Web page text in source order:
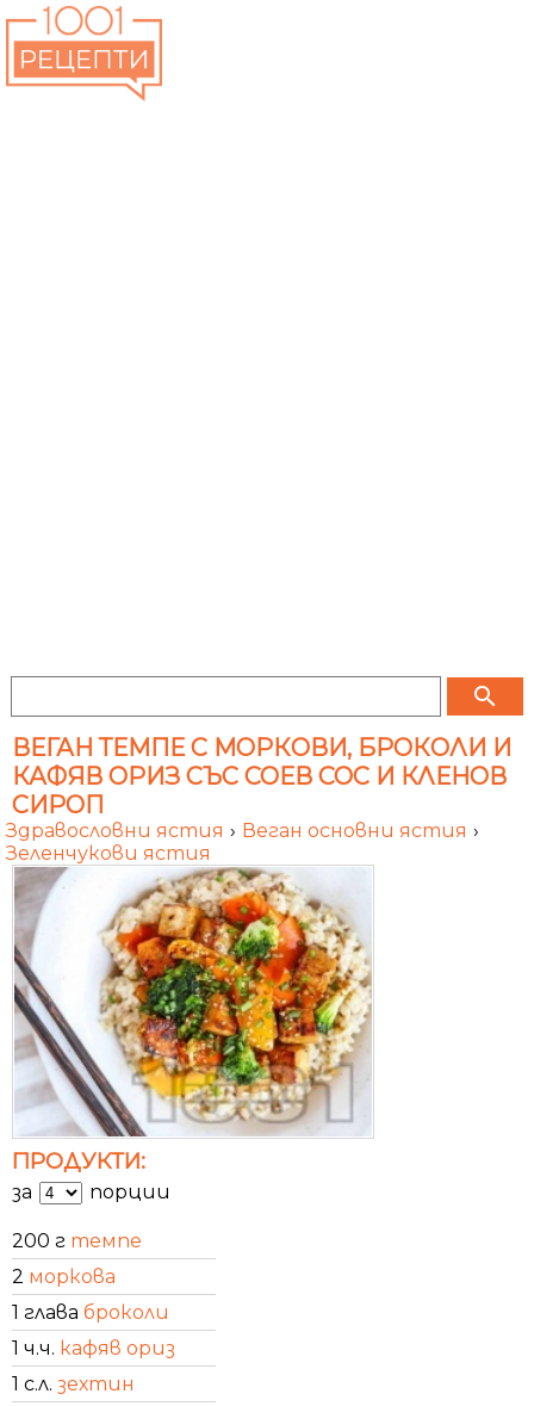
search
ВЕГАН ТЕМПЕ С МОРКОВИ, БРОКОЛИ И
КАФЯВ ОРИЗ СЪС СОЕВ СОС И КЛЕНОВ
СИРОП
Здравословни ястия › Веган основни ястия ›
Зеленчукови ястия
ПРОДУКТИ:
за порции
200 г темпе
2 моркова
1 глава броколи
1 ч.ч. кафяв ориз
1 с.л. зехтин